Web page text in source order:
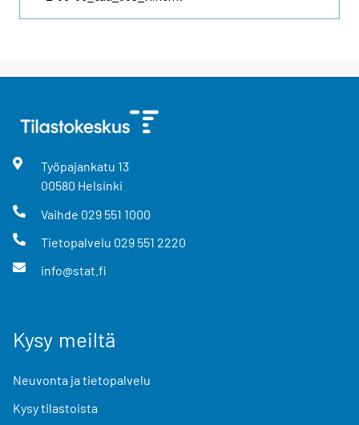
Työpajankatu 13
00580 Helsinki
Vaihde 029 551 1000
Tietopalvelu 029 551 2220
info@stat.fi
Kysy meiltä
Neuvonta ja tietopalvelu
Kysy tilastoista